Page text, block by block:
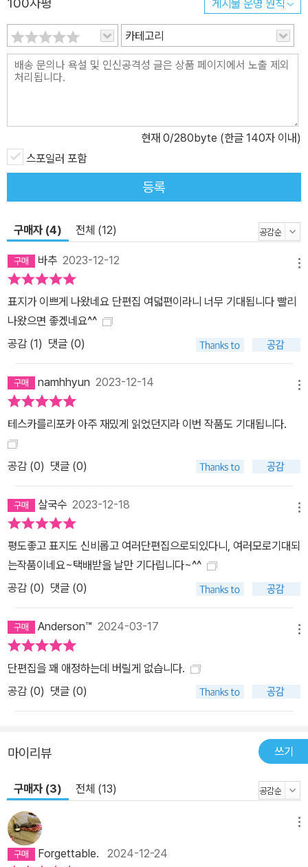
은 독자에게 전율은 물론 전례 없는 독서 경험을 선사한다. 말 그대로
전혀 다른 차원의 수준, 그만큼 새롭고 상상을 초월하는 수준이 펼쳐
진다. 2011년 동일본 대지진이 발생했을 당시 사토 기와무는 기업의
경비원으로 일하고 있었다고 한다. 그는 방사능에 노출되었을 가능성
이 있는 비를 맞으며 생사의 경계를 절감했다. 그 와중에 이토록 강렬
나가는 것이다. 강렬한 감각 앞에서 결심한 만큼 그의 작품에서는 형
언할 수 없는 에너지가 넘친다. 이 에너지를 독자 여러분들도 꼭 한번
느껴보시기를.
게시물 운영 원칙
카테고리
현재 0/280byte (한글 140자 이내)
스포일러 포함
등록
구매자 (4) 전체 (12)
바추 2023-12-12
표지가 이쁘게 나왔네요 단편집 여덟편이라니 너무 기대됩니다 빨리
나왔으면 좋겠네요^^
공감 (1) 댓글 (0)
namhhyun 2023-12-14
테스카를리포카 아주 재밌게 읽었던지라 이번 작품도 기대됩니다.
공감 (0) 댓글 (0)
살국수 2023-12-18
평도좋고 표지도 신비롭고 여러단편집으로되있다니, 여러모로기대되
는작품이네요~택배받을 날만 기다립니다~^^
공감 (0) 댓글 (0)
Anderson™ 2024-03-17
단편집을 꽤 애정하는데 버릴게 없습니다.
공감 (0) 댓글 (0)
마이리뷰 쓰기
구매자 (3) 전체 (13)
Forgettable. 2024-12-24